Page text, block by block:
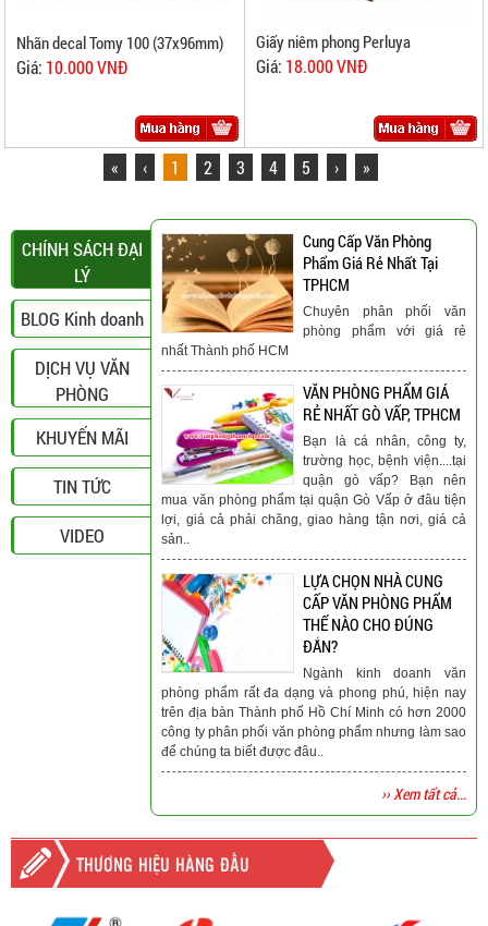
Nhãn decal Tomy 100 (37x96mm)
Giá: 10.000 VNĐ
Giấy niêm phong Perluya
Giá: 18.000 VNĐ
« ‹ 1 2 3 4 5 › »
CHÍNH SÁCH ĐẠI
LÝ
BLOG Kinh doanh
DỊCH VỤ VĂN
PHÒNG
KHUYẾN MÃI
TIN TỨC
VIDEO
Cung Cấp Văn Phòng
Phẩm Giá Rẻ Nhất Tại
TPHCM
Chuyên phân phối văn
phòng phẩm với giá rẻ
nhất Thành phố HCM
VĂN PHÒNG PHẨM GIÁ
RẺ NHẤT GÒ VẤP, TPHCM
Bạn là cá nhân, công ty,
trường học, bệnh viện....tại
quận gò vấp? Bạn nên
mua văn phòng phẩm tại quận Gò Vấp ở đâu tiện
lợi, giá cả phải chăng, giao hàng tận nơi, giá cả
sản..
LỰA CHỌN NHÀ CUNG
CẤP VĂN PHÒNG PHẨM
THẾ NÀO CHO ĐÚNG
ĐẮN?
Ngành kinh doanh văn
phòng phẩm rất đa dạng và phong phú, hiện nay
trên địa bàn Thành phố Hồ Chí Minh có hơn 2000
công ty phân phối văn phòng phẩm nhưng làm sao
để chúng ta biết được đâu..
›› Xem tất cả...
THƯƠNG HIỆU HÀNG ĐẦU